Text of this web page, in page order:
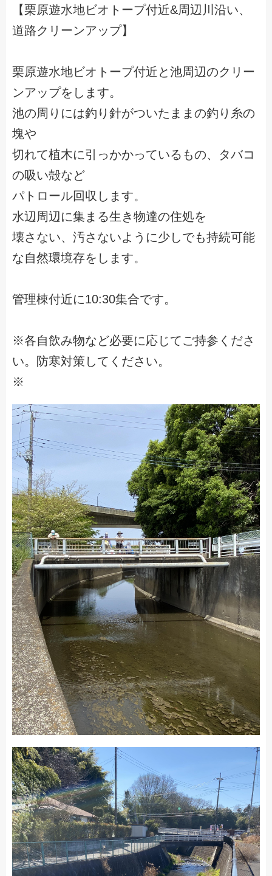
【栗原遊水地ビオトープ付近&周辺川沿い、
道路クリーンアップ】
栗原遊水地ビオトープ付近と池周辺のクリー
ンアップをします。
池の周りには釣り針がついたままの釣り糸の
塊や
切れて植木に引っかかっているもの、タバコ
の吸い殻など
パトロール回収します。
水辺周辺に集まる生き物達の住処を
壊さない、汚さないように少しでも持続可能
な自然環境存をします。
管理棟付近に10:30集合です。
※各自飲み物など必要に応じてご持参くださ
い。防寒対策してください。
※